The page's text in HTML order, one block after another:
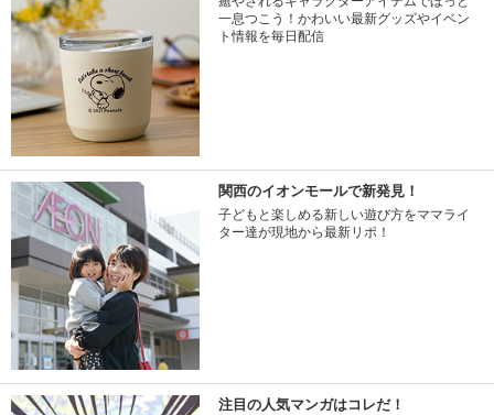
一息つこう！かわいい最新グッズやイベン
ト情報を毎日配信
関西のイオンモールで新発見！
子どもと楽しめる新しい遊び方をママライ
ター達が現地から最新リポ！
注目の人気マンガはコレだ！